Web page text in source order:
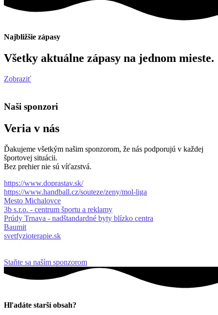
Najbližšie zápasy
Všetky aktuálne zápasy na jednom mieste.
Zobraziť
Naši sponzori
Veria v nás
Ďakujeme všetkým našim sponzorom, že nás podporujú v každej
športovej situácii.
Bez prehier nie sú víťazstvá.
https://www.doprastav.sk/
https://www.handball.cz/souteze/zeny/mol-liga
Mesto Michalovce
3b s.r.o. - centrum športu a reklamy
Prúdy Trnava - nadštandardné byty blízko centra
Baumit
svetfyzioterapie.sk
Staňte sa naším sponzorom
Hľadáte starší obsah?